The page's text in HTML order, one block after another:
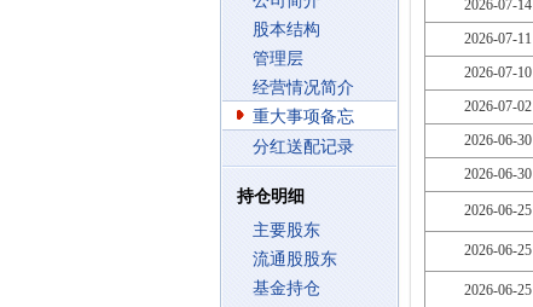
股本结构
管理层
经营情况简介
重大事项备忘
分红送配记录
持仓明细
主要股东
流通股股东
基金持仓
2026-07-14
2026-07-11
2026-07-10
2026-07-02
2026-06-30
2026-06-30
2026-06-25
2026-06-25
2026-06-25